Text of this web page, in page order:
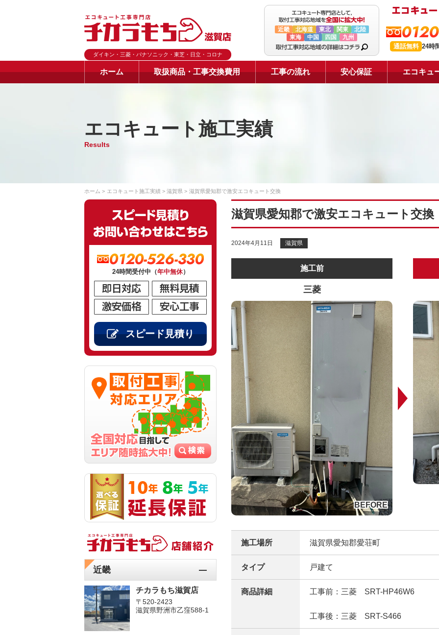
ダイキン・三菱・パナソニック・東芝・日立・コロナ
近畿 北海道 東北 関東
北陸
東海
中国 四国 九州
通話無料 24時
ホーム 取扱商品・工事交換費用 工事の流れ 安心保証 エコキュ
エコキュート施工実績
Results
ホーム エコキュート施工実績 滋賀県 滋賀県愛知郡で激安エコキュート交換
滋賀県愛知郡で激安エコキュート交換
2024年4月11日 滋賀県
施工前
三菱
施工場所 滋賀県愛知郡愛荘町
タイプ 戸建て
商品詳細 工事前：三菱 SRT-HP46W6
工事後：三菱 SRT-S466
0120-526-330
24時間受付中（年中無休）
スピード見積り
近畿
チカラもち滋賀店
〒520-2423
滋賀県野洲市乙窪588-1